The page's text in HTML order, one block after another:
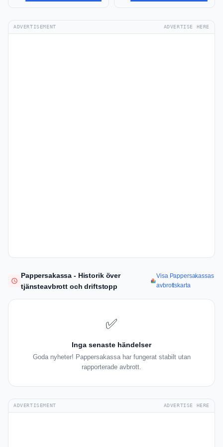
ADVERTISEMENT ADVERTISE HERE
Pappersakassa - Historik över
tjänsteavbrott och driftstopp
Visa Pappersakassas
avbrottskarta
✅
Inga senaste händelser
Goda nyheter! Pappersakassa har fungerat stabilt utan
rapporterade avbrott.
ADVERTISEMENT ADVERTISE HERE